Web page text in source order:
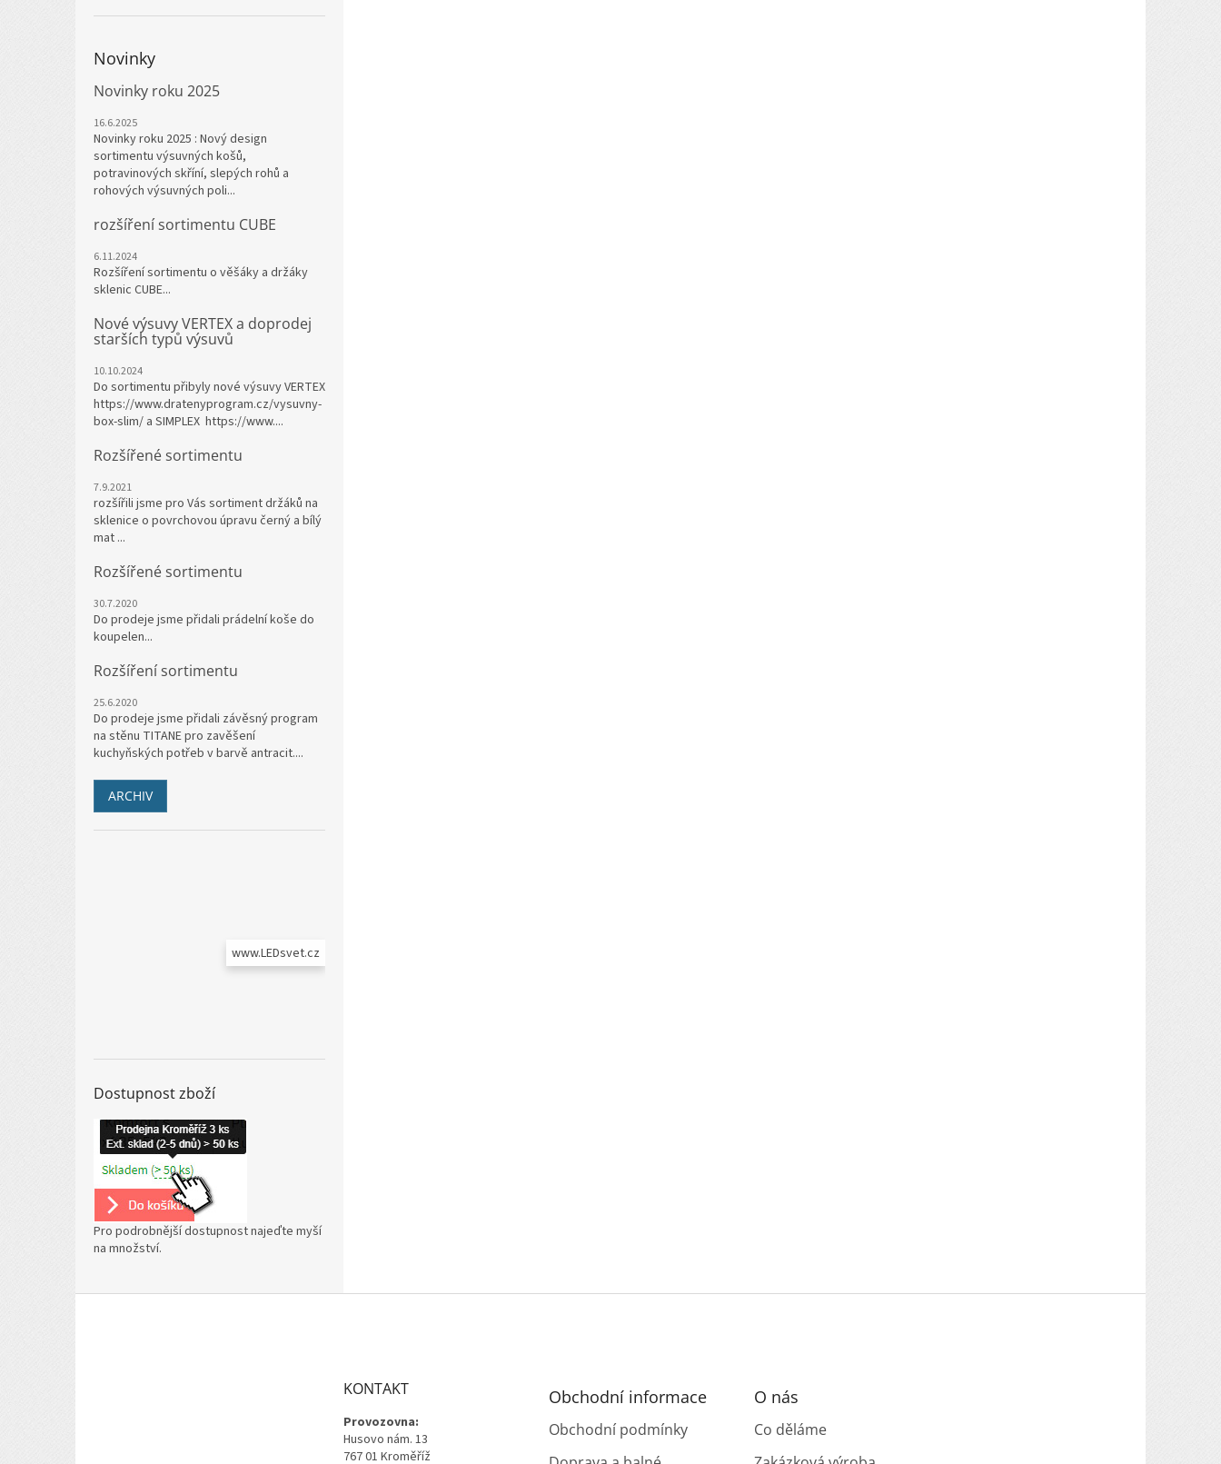
Novinky
Novinky roku 2025
16.6.2025
Novinky roku 2025 : Nový design
sortimentu výsuvných košů,
potravinových skříní, slepých rohů a
rohových výsuvných poli...
rozšíření sortimentu CUBE
6.11.2024
Rozšíření sortimentu o věšáky a držáky
sklenic CUBE...
Nové výsuvy VERTEX a doprodej
starších typů výsuvů
10.10.2024
Do sortimentu přibyly nové výsuvy VERTEX
https://www.dratenyprogram.cz/vysuvny-
box-slim/ a SIMPLEX https://www....
Rozšířené sortimentu
7.9.2021
rozšířili jsme pro Vás sortiment držáků na
sklenice o povrchovou úpravu černý a bílý
mat ...
Rozšířené sortimentu
30.7.2020
Do prodeje jsme přidali prádelní koše do
koupelen...
Rozšíření sortimentu
25.6.2020
Do prodeje jsme přidali závěsný program
na stěnu TITANE pro zavěšení
kuchyňských potřeb v barvě antracit....
ARCHIV
www.LEDsvet.cz
Dostupnost zboží
Pro podrobnější dostupnost najeďte myší
na množství.
KONTAKT
Provozovna:
Husovo nám. 13
767 01 Kroměříž
Obchodní informace
Obchodní podmínky
O nás
Co děláme